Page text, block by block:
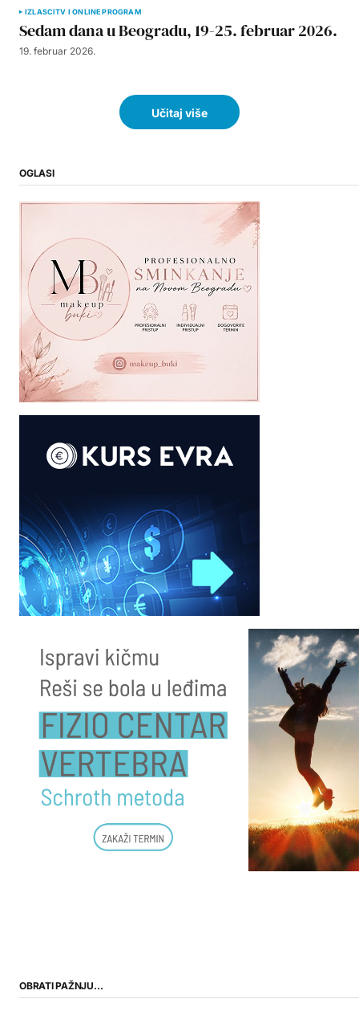
IZLASCITV I ONLINE PROGRAM
Sedam dana u Beogradu, 19-25. februar 2026.
19. februar 2026.
Učitaj više
OGLASI
OBRATI PAŽNJU…